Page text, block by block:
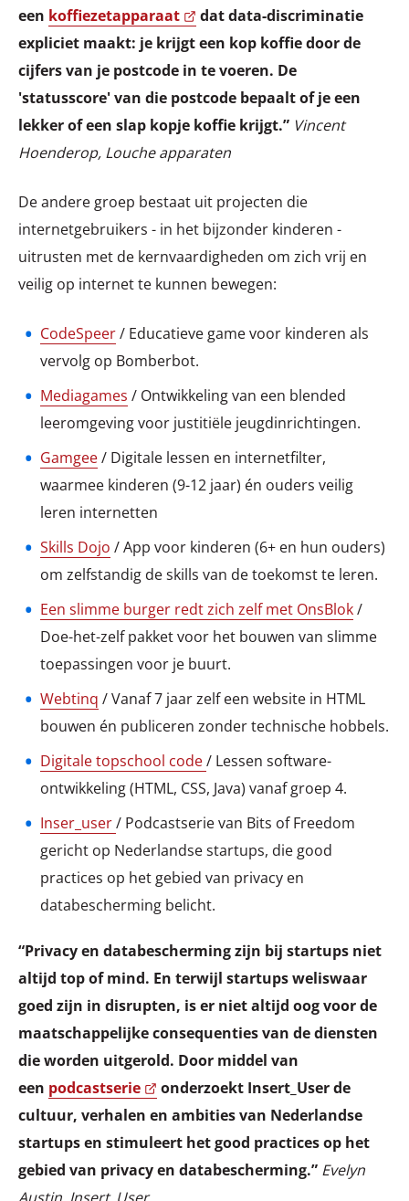
een koffiezetapparaat
dat data-discriminatie
expliciet maakt: je krijgt een kop koffie door de
cijfers van je postcode in te voeren. De
'statusscore' van die postcode bepaalt of je een
lekker of een slap kopje koffie krijgt.” Vincent
Hoenderop, Louche apparaten
De andere groep bestaat uit projecten die
internetgebruikers - in het bijzonder kinderen -
uitrusten met de kernvaardigheden om zich vrij en
veilig op internet te kunnen bewegen:
CodeSpeer/ Educatieve game voor kinderen als
vervolg op Bomberbot.
Mediagames / Ontwikkeling van een blended
leeromgeving voor justitiële jeugdinrichtingen.
Gamgee/ Digitale lessen en internetfilter,
waarmee kinderen (9-12 jaar) én ouders veilig
leren internetten
Skills Dojo / App voor kinderen (6+ en hun ouders)
om zelfstandig de skills van de toekomst te leren.
Een slimme burger redt zich zelf met OnsBlok/
Doe-het-zelf pakket voor het bouwen van slimme
toepassingen voor je buurt.
Webtinq / Vanaf 7 jaar zelf een website in HTML
bouwen én publiceren zonder technische hobbels.
Digitale topschool code/ Lessen software-
ontwikkeling (HTML, CSS, Java) vanaf groep 4.
Inser_user/ Podcastserie van Bits of Freedom
gericht op Nederlandse startups, die good
practices op het gebied van privacy en
databescherming belicht.
“Privacy en databescherming zijn bij startups niet
altijd top of mind. En terwijl startups weliswaar
goed zijn in disrupten, is er niet altijd oog voor de
maatschappelijke consequenties van de diensten
die worden uitgerold. Door middel van
een podcastserie
onderzoekt Insert_User de
cultuur, verhalen en ambities van Nederlandse
startups en stimuleert het good practices op het
gebied van privacy en databescherming.” Evelyn